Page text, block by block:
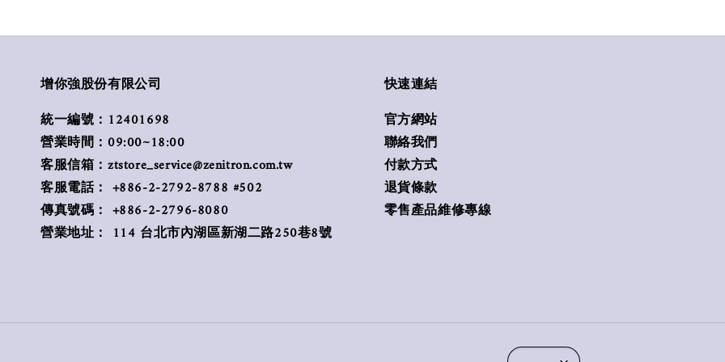
增你強股份有限公司
統一編號：12401698
營業時間：09:00~18:00
客服信箱：ztstore_service@zenitron.com.tw
客服電話： +886-2-2792-8788 #502
傳真號碼： +886-2-2796-8080
營業地址： 114 台北市內湖區新湖二路250巷8號
快速連結
官方網站
聯絡我們
付款方式
退貨條款
零售產品維修專線